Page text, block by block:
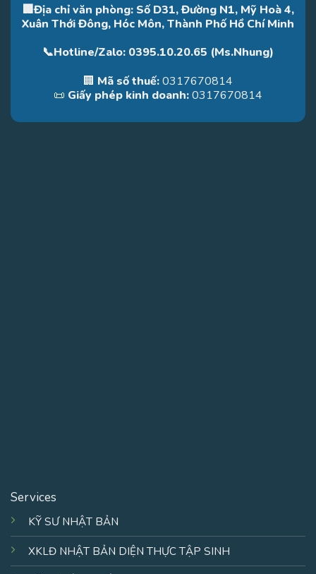
🏢Địa chỉ văn phòng: Số D31, Đường N1, Mỹ Hoà 4,
Xuân Thới Đông, Hóc Môn, Thành Phố Hồ Chí Minh
📞Hotline/Zalo: 0395.10.20.65 (Ms.Nhung)
🏢 Mã số thuế:0317670814
📜 Giấy phép kinh doanh:0317670814
Services
KỸ SƯ NHẬT BẢN
XKLĐ NHẬT BẢN DIỆN THỰC TẬP SINH